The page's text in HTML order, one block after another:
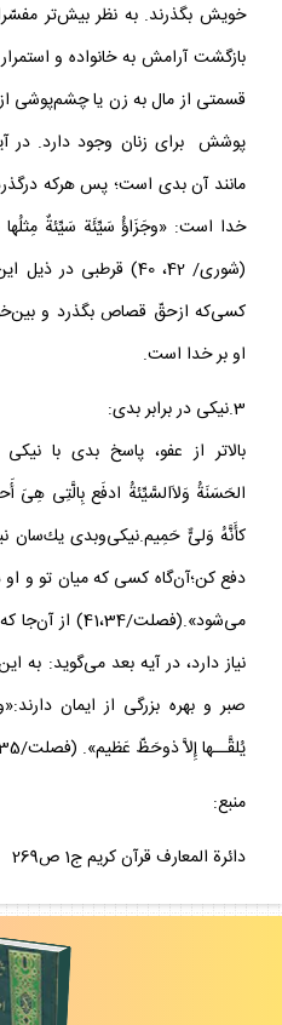
بازگشت آرامش به خانواده و
قسمتى از مال به زن يا چشم‌پوشى
پوشش براى زنان وجود دارد. در
مانند آن بدى است؛ پس هركه
خدا است: «و‌جَزَاؤُ سَيِّئَة سَيِّئةٌ
(شورى/ 42، 40) قرطبى
كسى‌كه ازحقّ قصاص بگذرد و
او بر خدا است.
3.‌نيكى در برابر بدى:
بالاتر از عفو، پاسخ بدى با
الحَسَنَةُ وَلاَالسَّيِّئةُ ادفَع بِالَّتِى هِىَ
كأَنَّهُ وَلىٌّ حَمِيم.نيكى‌و‌بدى يك‌سان
دفع كن؛آن‌گاه كسى كه ميان تو و
مى‌شود».(فصلت/
نياز دارد، در آيه بعد مى‌گويد:
صبر و بهره بزرگى از ايمان
يُلقَّــها إِلاَّ ذوحَظّ عَظيم». (فصلت/41،35)
منبع:
دائرة المعارف قرآن كريم ج1 ص269